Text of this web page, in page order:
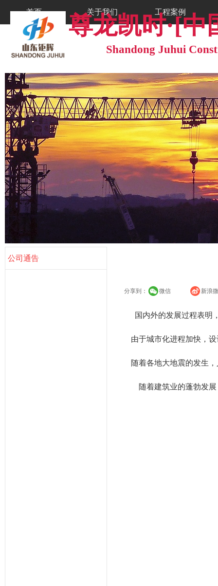
尊龙凯时
Shandong Juhui
首页 关于我们 工程案例
工程案例 工程案例
公司通告
分享到： 微信 新浪
国内外的发展过程表明
由于城市化进程加快，设
随着各地大地震的发生，
随着建筑业的蓬勃发